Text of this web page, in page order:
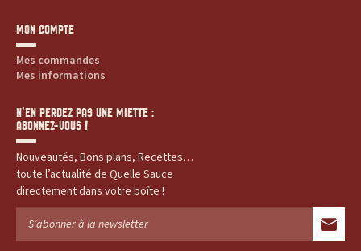
MON COMPTE
Mes commandes
Mes informations
N’EN PERDEZ PAS UNE MIETTE :
ABONNEZ-VOUS !
Nouveautés, Bons plans, Recettes…
toute l’actualité de Quelle Sauce
directement dans votre boîte !